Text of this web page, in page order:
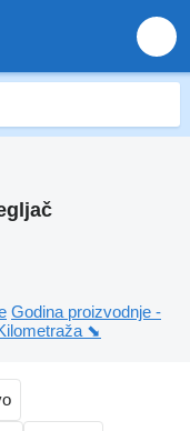
Godina proizvodnje -
⬊